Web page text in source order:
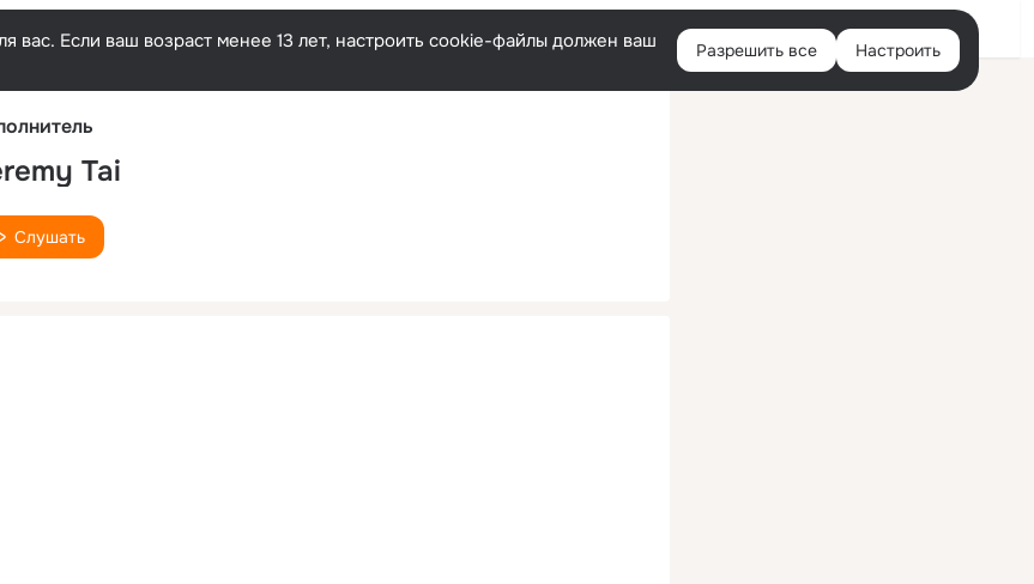
Русский Войти
Если ваш возраст менее 13 лет, настроить cookie-файлы должен ваш
Разрешить все Настроить
Tai
Слушать